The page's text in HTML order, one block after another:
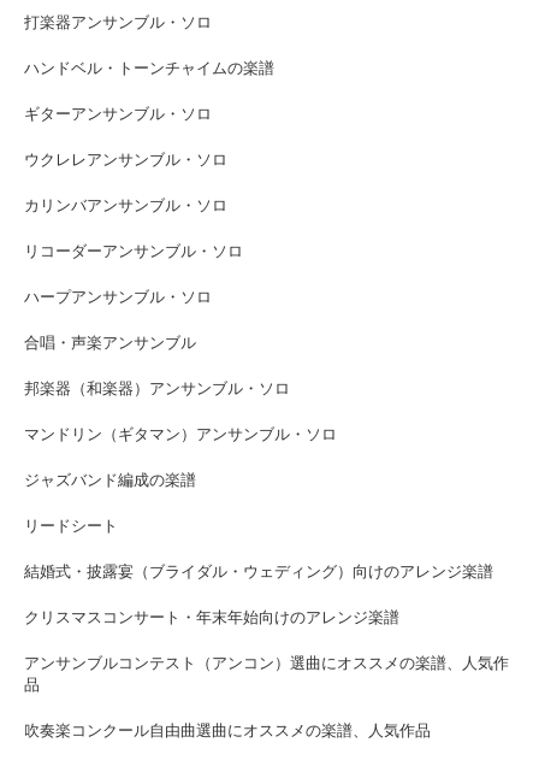
打楽器アンサンブル・ソロ
ハンドベル・トーンチャイムの楽譜
ギターアンサンブル・ソロ
ウクレレアンサンブル・ソロ
カリンバアンサンブル・ソロ
リコーダーアンサンブル・ソロ
ハープアンサンブル・ソロ
合唱・声楽アンサンブル
邦楽器（和楽器）アンサンブル・ソロ
マンドリン（ギタマン）アンサンブル・ソロ
ジャズバンド編成の楽譜
リードシート
結婚式・披露宴（ブライダル・ウェディング）向けのアレンジ楽譜
クリスマスコンサート・年末年始向けのアレンジ楽譜
アンサンブルコンテスト（アンコン）選曲にオススメの楽譜、人気作
品
吹奏楽コンクール自由曲選曲にオススメの楽譜、人気作品